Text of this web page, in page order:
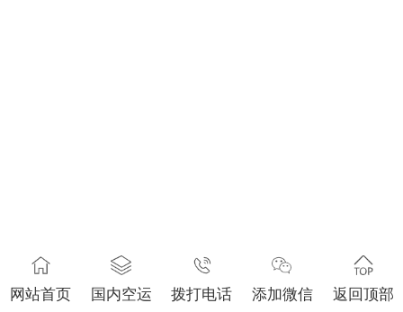
网站首页 国内空运 拨打电话 添加微信 返回顶部